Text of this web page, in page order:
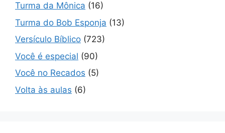
Turma da Mônica (16)
Turma do Bob Esponja (13)
Versículo Bíblico (723)
Você é especial (90)
Você no Recados (5)
Volta às aulas (6)